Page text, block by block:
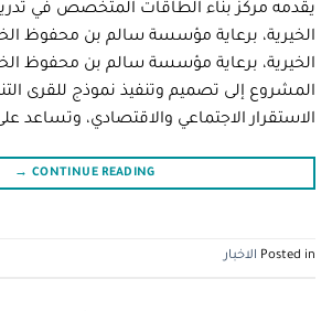
يقدمه مركز بناء الطاقات المتخصص في
الخيرية، برعاية مؤسسة سالم بن محفوظ
الخيرية، برعاية مؤسسة سالم بن محفوظ
المشروع إلى تصميم وتنفيذ نموذج للقرى
الاستقرار الاجتماعي والاقتصادي، وتساعد
CONTINUE READING
→
Posted in الاخبار